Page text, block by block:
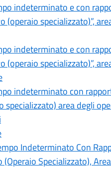
indeterminato e con
specializzato)”,
indeterminato e con
specializzato)”,
indeterminato con
area degli
Indeterminato Con
Specializzato),